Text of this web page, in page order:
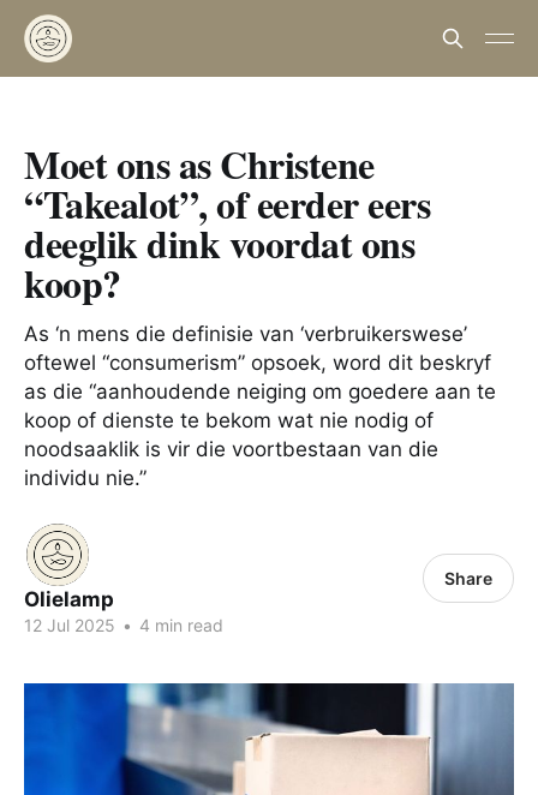
Moet ons as Christene
“Takealot”, of eerder eers
deeglik dink voordat ons
koop?
As ‘n mens die definisie van ‘verbruikerswese’
oftewel “consumerism” opsoek, word dit beskryf
as die “aanhoudende neiging om goedere aan te
koop of dienste te bekom wat nie nodig of
noodsaaklik is vir die voortbestaan van die
individu nie.”
Olielamp
12 Jul 2025 • 4 min read
Share